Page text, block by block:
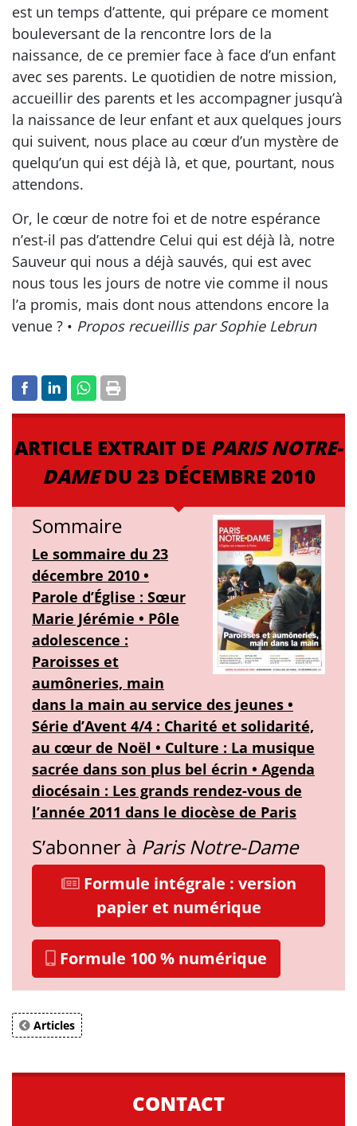
est un temps d’attente, qui prépare ce moment
bouleversant de la rencontre lors de la
naissance, de ce premier face à face d’un enfant
avec ses parents. Le quotidien de notre mission,
accueillir des parents et les accompagner jusqu’à
la naissance de leur enfant et aux quelques jours
qui suivent, nous place au cœur d’un mystère de
quelqu’un qui est déjà là, et que, pourtant, nous
attendons.
Or, le cœur de notre foi et de notre espérance
n’est-il pas d’attendre Celui qui est déjà là, notre
Sauveur qui nous a déjà sauvés, qui est avec
nous tous les jours de notre vie comme il nous
l’a promis, mais dont nous attendons encore la
venue ? • Propos recueillis par Sophie Lebrun
ARTICLE EXTRAIT DE PARIS NOTRE-
DAMEDU 23 DÉCEMBRE 2010
Sommaire
Le sommaire du 23
décembre 2010 •
Parole d’Église : Sœur
Marie Jérémie • Pôle
adolescence :
Paroisses et
aumôneries, main
dans la main au service des jeunes •
Série d’Avent 4/4 : Charité et solidarité,
au cœur de Noël • Culture : La musique
sacrée dans son plus bel écrin • Agenda
diocésain : Les grands rendez-vous de
l’année 2011 dans le diocèse de Paris
S’abonner à Paris Notre-Dame
Formule intégrale : version
papier et numérique
Formule 100 % numérique
Articles
CONTACT